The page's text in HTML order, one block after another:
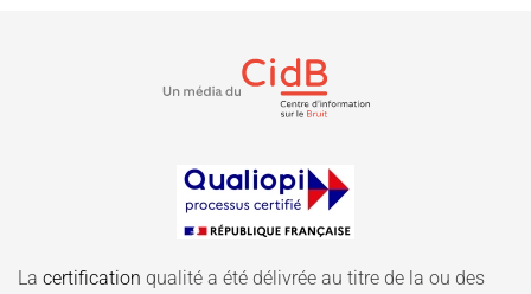
La certification qualité a été délivrée au titre de la ou des